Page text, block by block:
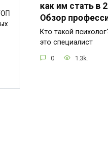
как им стать в
Обзор
Кто такой
это специалист
0 1.3k.